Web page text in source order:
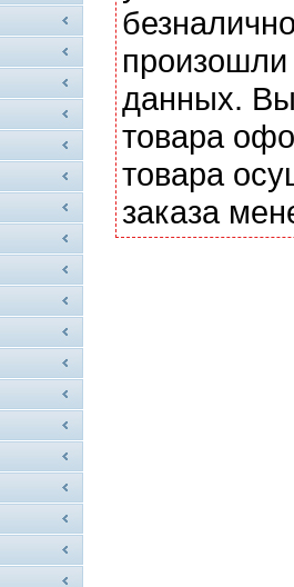
данных. Вы
товара
товара
заказа